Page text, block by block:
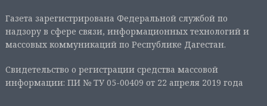
Газета зарегистрирована Федеральной службой по
надзору в сфере связи, информационных технологий и
массовых коммуникаций по Республике Дагестан.
Свидетельство о регистрации средства массовой
информации: ПИ № ТУ 05-00409 от 22 апреля 2019 года